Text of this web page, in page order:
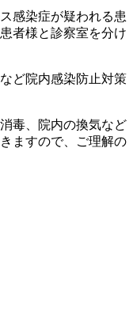
感染症が疑われる患
者様と診察室を分け
ど院内感染防止対策
毒、院内の換気など
ますので、ご理解の